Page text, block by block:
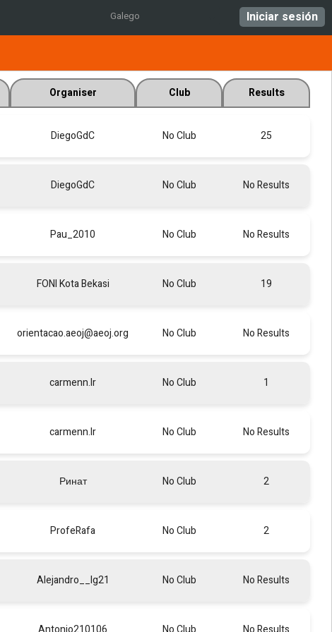
Galego Iniciar sesión
Organiser Club Results
DiegoGdC No Club 25
DiegoGdC No Club No Results
Pau_2010 No Club No Results
FONI Kota Bekasi No Club 19
orientacao.aeoj@aeoj.org No Club No Results
carmenn.lr No Club 1
carmenn.lr No Club No Results
Ринат No Club 2
ProfeRafa No Club 2
Alejandro__lg21 No Club No Results